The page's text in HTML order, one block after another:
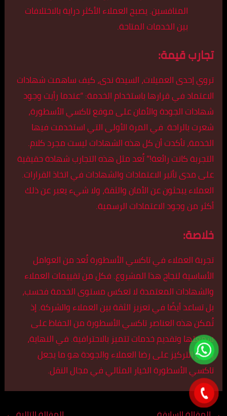
المنافسين. يصبح العملاء الأكثر دراية بالاختلافات
بين الخدمات المتاحة.
تجارب قيمة:
تروي إحدى العميلات، السيدة ندى، كيف ساهمت شهادات
الاعتماد في قرارها باستخدام الخدمة: “عندما رأيت وجود
شهادات الجودة والأمان على موقع تاكسي الأسطورة،
شعرت بالراحة. في المرة الأولى التي استخدمت فيها
الخدمة، تأكدت أن كل هذه الشهادات ليست مجرد كلام.
التجربة كانت رائعة!” تُعد مثل هذه التجارب شهادة حقيقية
على مدى تأثير الاعتمادات والشهادات في اتخاذ القرارات.
العملاء يبحثون عن الأمان والثقة، ولا شيء يعبر عن ذلك
أكثر من وجود الاعتمادات الرسمية.
خلاصة:
تجربة العملاء في تاكسي الأسطورة تُعد من العوامل
الأساسية لنجاح هذا المشروع. فكل من تقييمات العملاء
والشهادات المعتمدة لا تعكس مستوى الخدمة فحسب،
بل تساعد أيضًا في تعزيز الثقة بين العملاء والشركة. إذ
تُمكن هذه العناصر تاكسي الأسطورة من الحفاظ على
سمعتها وتقديم خدمات تتميز بالاحترافية. في النهاية،
يبقى التركيز على رضا العملاء والجودة هو ما يجعل
تاكسي الأسطورة الخيار المثالي في مجال النقل.